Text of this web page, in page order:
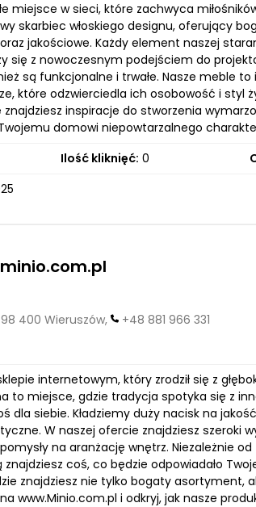
miejsce w sieci, które zachwyca
skarbiec włoskiego designu, oferujący
jakościowe. Każdy element naszej
się z nowoczesnym podejściem do
są funkcjonalne i trwałe. Nasze meble
które odzwierciedla ich osobowość i styl
znajdziesz inspiracje do stworzenia
domowi niepowtarzalnego
Ilość kliknięć: 0
400 Wieruszów, +48 881 966 331
internetowym, który zrodził się z
to miejsce, gdzie tradycja spotyka się z
dla siebie. Kładziemy duży nacisk na
W naszej ofercie znajdziesz szeroki
na aranżację wnętrz. Niezależnie
znajdziesz coś, co będzie odpowiadało
znajdziesz nie tylko bogaty asortyment,
www.Minio.com.pl i odkryj, jak nasze